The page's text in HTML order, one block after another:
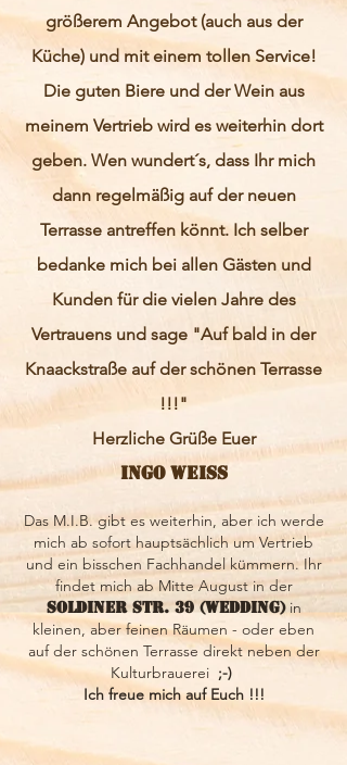
größerem Angebot (auch aus der
Küche) und mit einem tollen Service!
Die guten Biere und der Wein aus
meinem Vertrieb wird es weiterhin dort
geben. Wen wundert´s, dass Ihr mich
dann regelmäßig auf der neuen
Terrasse antreffen könnt. Ich selber
bedanke mich bei allen Gästen und
Kunden für die vielen Jahre des
Vertrauens und sage "Auf bald in der
Knaackstraße auf der schönen Terrasse
!!!"
Herzliche Grüße Euer
Ingo Weiss
Das M.I.B. gibt es weiterhin, aber ich werde
mich ab sofort hauptsächlich um Vertrieb
und ein bisschen Fachhandel kümmern. Ihr
findet mich ab Mitte August in der
Soldiner Str. 39 (Wedding)in
kleinen, aber feinen Räumen - oder eben
auf der schönen Terrasse direkt neben der
Kulturbrauerei ;-)
Ich freue mich auf Euch !!!